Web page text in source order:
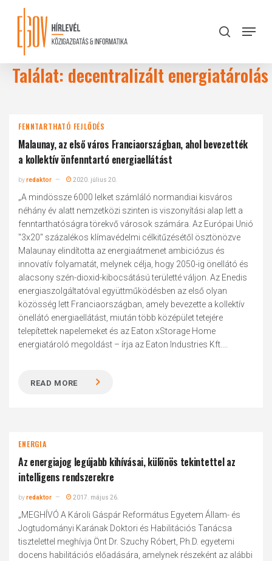
content
search
Menu
Találat: decentralizált energiatárolás
FENNTARTHATÓ FEJLŐDÉS
Malaunay, az első város Franciaországban, ahol bevezették
a kollektív önfenntartó energiaellátást
byredaktor 2020. július 20.
„A mindössze 6000 lelket számláló normandiai kisváros
néhány év alatt nemzetközi szinten is viszonyítási alap lett a
fenntarthatóságra törekvő városok számára. Az Európai Unió
"3x20" százalékos klímavédelmi célkitűzésétől ösztönözve
Malaunay elindította az energiaátmenet ambiciózus és
innovatív folyamatát, melynek célja, hogy 2050-ig önellátó és
alacsony szén-dioxid-kibocsátású területté váljon. Az Enedis
energiaszolgáltatóval együttműködésben az első olyan
közösség lett Franciaországban, amely bevezette a kollektív
önellátó energiaellátást, miután több középület tetejére
telepítettek napelemeket és az Eaton xStorage Home
energiatároló megoldást – írja az Eaton Industries Kft....
READ MORE
ENERGIA
Az energiajog legújabb kihívásai, különös tekintettel az
intelligens rendszerekre
byredaktor 2017. május 26.
„MEGHÍVÓ A Károli Gáspár Református Egyetem Állam- és
Jogtudományi Karának Doktori és Habilitációs Tanácsa
tisztelettel meghívja Önt Dr. Szuchy Róbert, Ph.D. egyetemi
docens habilitációs előadására, amelynek részeként az alábbi
Close